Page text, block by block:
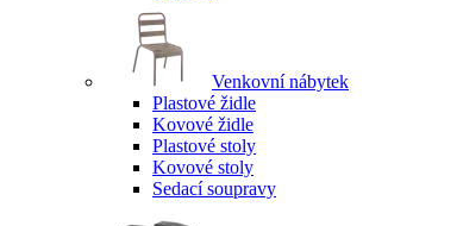
Venkovní nábytek
Plastové židle
Kovové židle
Plastové stoly
Kovové stoly
Sedací soupravy